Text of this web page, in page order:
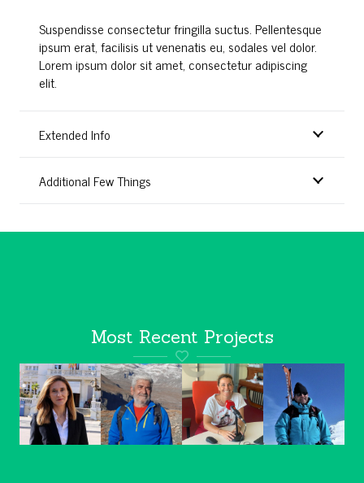
Suspendisse consectetur fringilla suctus. Pellentesque
ipsum erat, facilisis ut venenatis eu, sodales vel dolor.
Lorem ipsum dolor sit amet, consectetur adipiscing
elit.
Extended Info
Additional Few Things
Most Recent Projects